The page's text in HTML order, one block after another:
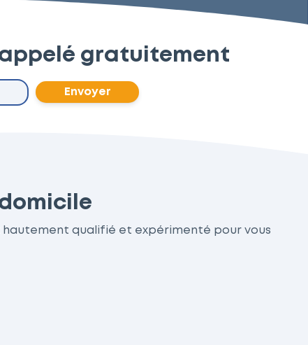
gratuitement
Envoyer
hautement qualifié et expérimenté pour vous